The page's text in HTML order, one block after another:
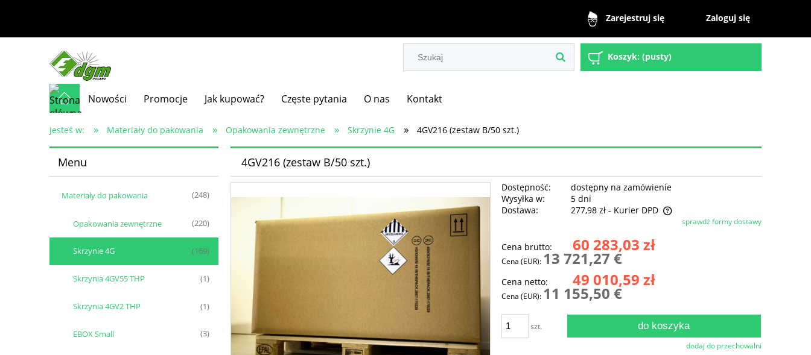
Zarejestruj się Zaloguj się
Koszyk: (pusty)
Nowości Promocje Jak kupować? Częste pytania O nas Kontakt
Jesteś w: » Materiały do pakowania » Opakowania zewnętrzne » Skrzynie 4G » 4GV216 (zestaw B/50 szt.)
Menu
Materiały do pakowania (248)
Opakowania zewnętrzne (220)
Skrzynie 4G (169)
Skrzynia 4GV55 THP (1)
Skrzynia 4GV2 THP (1)
EBOX Small (3)
4GV216 (zestaw B/50 szt.)
Dostępność:
dostępny na zamówienie
Wysyłka w:
5 dni
Dostawa:
277,98 zł - Kurier DPD
Cena nie zawiera ewentualnych kosztów
płatności
sprawdź formy dostawy
Cena brutto: 60 283,03 zł
Cena (EUR): 13 721,27 €
Cena netto: 49 010,59 zł
Cena (EUR): 11 155,50 €
szt. do koszyka
dodaj do przechowalni